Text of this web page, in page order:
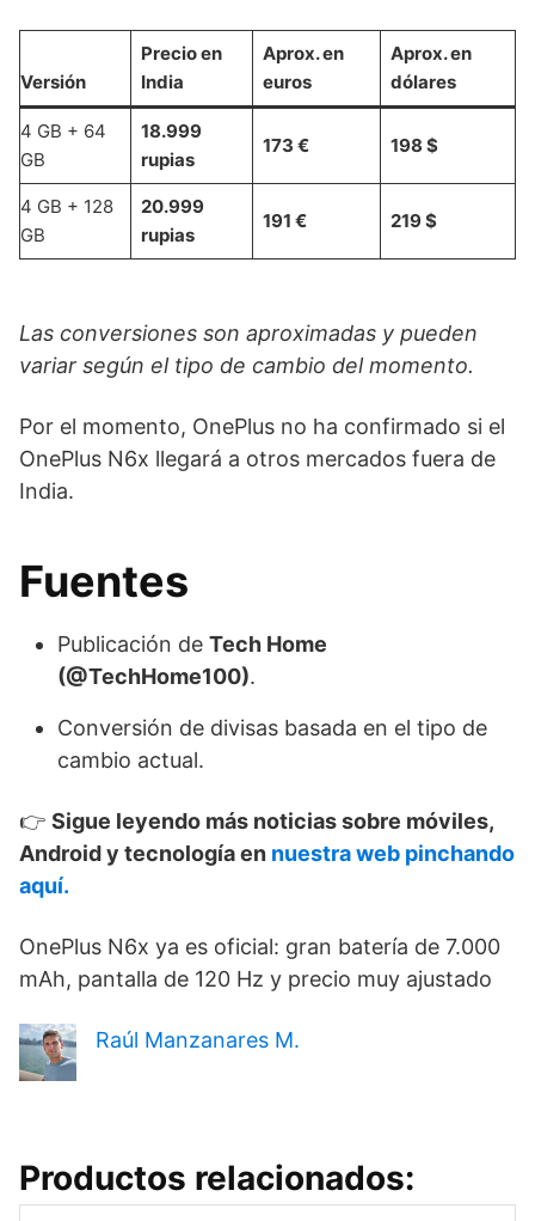
Versión
Precio en
India
Aprox. en
euros
Aprox. en
dólares
4 GB + 64
GB
18.999
rupias
173 € 198 $
4 GB + 128
GB
20.999
rupias
191 € 219 $
Las conversiones son aproximadas y pueden
variar según el tipo de cambio del momento.
Por el momento, OnePlus no ha confirmado si el
OnePlus N6x llegará a otros mercados fuera de
India.
Fuentes
Publicación de Tech Home
(@TechHome100).
Conversión de divisas basada en el tipo de
cambio actual.
👉 Sigue leyendo más noticias sobre móviles,
Android y tecnología en nuestra web pinchando
aquí.
OnePlus N6x ya es oficial: gran batería de 7.000
mAh, pantalla de 120 Hz y precio muy ajustado
Raúl Manzanares M.
Productos relacionados: